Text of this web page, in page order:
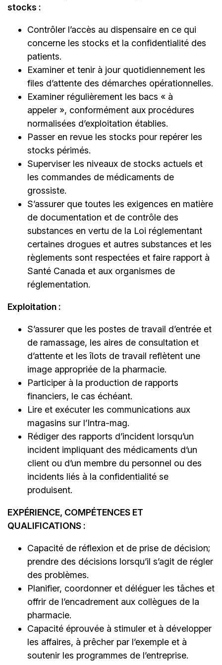
stocks :
Contrôler l’accès au dispensaire en ce qui
concerne les stocks et la confidentialité des
patients.
Examiner et tenir à jour quotidiennement les
files d’attente des démarches opérationnelles.
Examiner régulièrement les bacs « à
appeler », conformément aux procédures
normalisées d’exploitation établies.
Passer en revue les stocks pour repérer les
stocks périmés.
Superviser les niveaux de stocks actuels et
les commandes de médicaments de
grossiste.
S’assurer que toutes les exigences en matière
de documentation et de contrôle des
substances en vertu de la Loi réglementant
certaines drogues et autres substances et les
règlements sont respectées et faire rapport à
Santé Canada et aux organismes de
réglementation.
Exploitation :
S’assurer que les postes de travail d’entrée et
de ramassage, les aires de consultation et
d’attente et les îlots de travail reflètent une
image appropriée de la pharmacie.
Participer à la production de rapports
financiers, le cas échéant.
Lire et exécuter les communications aux
magasins sur l’Intra-mag.
Rédiger des rapports d’incident lorsqu’un
incident impliquant des médicaments d’un
client ou d’un membre du personnel ou des
incidents liés à la confidentialité se
produisent.
EXPÉRIENCE, COMPÉTENCES ET
QUALIFICATIONS :
Capacité de réflexion et de prise de décision;
prendre des décisions lorsqu’il s’agit de régler
des problèmes.
Planifier, coordonner et déléguer les tâches et
offrir de l’encadrement aux collègues de la
pharmacie.
Capacité éprouvée à stimuler et à développer
les affaires, à prêcher par l’exemple et à
soutenir les programmes de l’entreprise.